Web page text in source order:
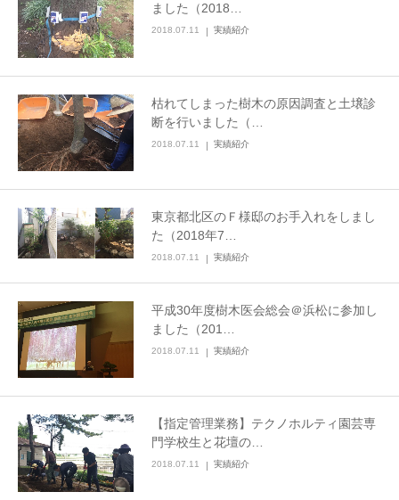
ました（2018…
2018.07.11 実績紹介
枯れてしまった樹木の原因調査と土壌診
断を行いました（…
2018.07.11 実績紹介
東京都北区のＦ様邸のお手入れをしまし
た（2018年7…
2018.07.11 実績紹介
平成30年度樹木医会総会＠浜松に参加し
ました（201…
2018.07.11 実績紹介
【指定管理業務】テクノホルティ園芸専
門学校生と花壇の…
2018.07.11 実績紹介